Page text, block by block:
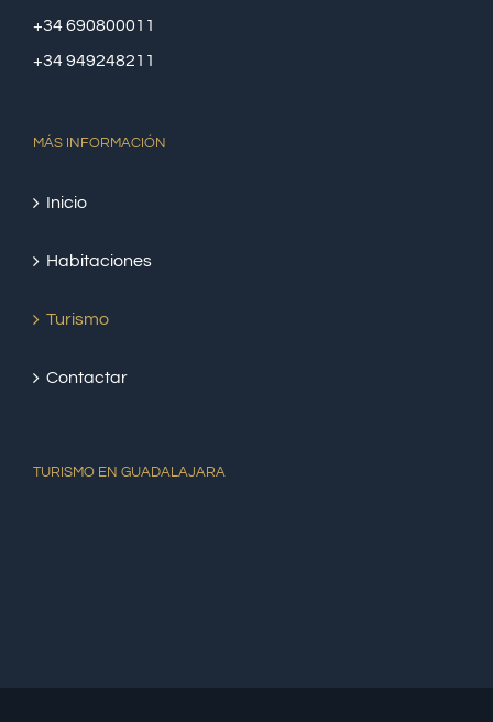
+34 690800011
+34 949248211
MÁS INFORMACIÓN
Inicio
Habitaciones
Turismo
Contactar
TURISMO EN GUADALAJARA